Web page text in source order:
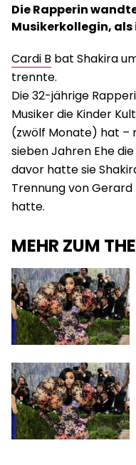
Die Rapperin
Musikerkollegin, als
Cardi B bat Shakira
trennte.
Die 32-jährige
Musiker die Kinder
(zwölf Monate) hat –
sieben Jahren Ehe
davor hatte sie
Trennung von
hatte.
MEHR ZUM